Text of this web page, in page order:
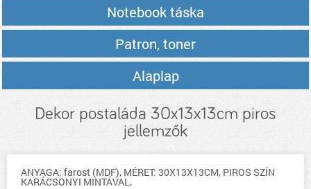
Notebook táska
Patron, toner
Alaplap
Dekor postaláda 30x13x13cm piros
jellemzők
ANYAGA: farost (MDF), MÉRET: 30X13X13CM, PIROS SZÍN
KARÁCSONYI MINTÁVAL,